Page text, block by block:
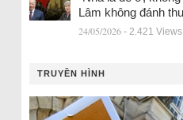
Lâm không đánh
24/05/2026 - 2.421 Views
TRUYỀN HÌNH